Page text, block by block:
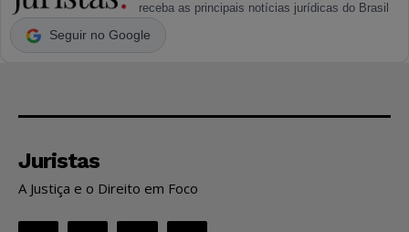
receba as principais notícias jurídicas do Brasil
Seguir no Google
Juristas
A Justiça e o Direito em Foco